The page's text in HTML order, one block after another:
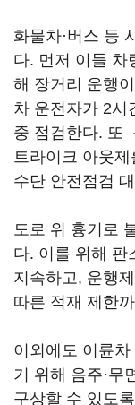
화물차·버스 등
다. 먼저 이들 차
해 장거리 운행
차 운전자가 2시
중 점검한다. 또
트라이크 아웃
수단 안전점검
도로 위 흉기로
다. 이를 위해 판
지속하고, 운행
따른 적재 제한
이외에도 이륜
기 위해 음주·무
구상할 수 있도